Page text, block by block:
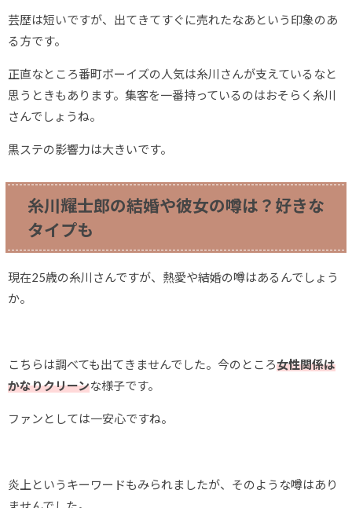
芸歴は短いですが、出てきてすぐに売れたなあという印象のあ
る方です。
正直なところ番町ボーイズの人気は糸川さんが支えているなと
思うときもあります。集客を一番持っているのはおそらく糸川
さんでしょうね。
黒ステの影響力は大きいです。
糸川耀士郎の結婚や彼女の噂は？好きな
タイプも
現在25歳の糸川さんですが、熱愛や結婚の噂はあるんでしょう
か。
こちらは調べても出てきませんでした。今のところ女性関係は
かなりクリーンな様子です。
ファンとしては一安心ですね。
炎上というキーワードもみられましたが、そのような噂はあり